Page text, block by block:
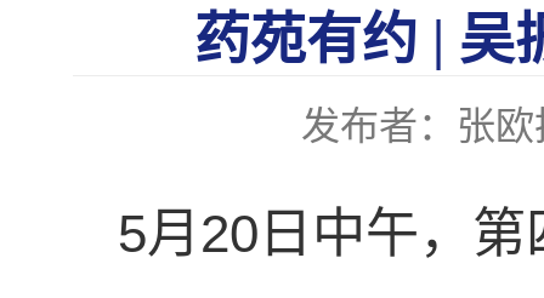
药苑有约 | 吴
发布者：张欧
5月20日中午，第